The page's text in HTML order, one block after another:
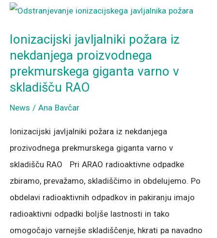
Ionizacijski javljalniki požara iz
nekdanjega proizvodnega
prekmurskega giganta varno v
skladišču RAO
News / Ana Bavčar
Ionizacijski javljalniki požara iz nekdanjega
prozivodnega prekmurskega giganta varno v
skladišču RAO Pri ARAO radioaktivne odpadke
zbiramo, prevažamo, skladiščimo in obdelujemo. Po
obdelavi radioaktivnih odpadkov in pakiranju imajo
radioaktivni odpadki boljše lastnosti in tako
omogočajo varnejše skladiščenje, hkrati pa navadno
Ionizacijski
požara
iz
nekdanjega
proizvodnega
prekmurskega